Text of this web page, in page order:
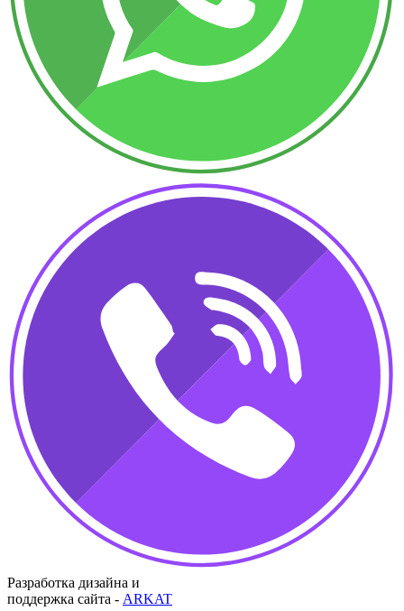
Разработка дизайна и
поддержка сайта - ARKAT